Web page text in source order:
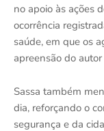
no apoio às ações
ocorrência
saúde, em que os
apreensão do
Sassa também
dia, reforçando o
segurança e da